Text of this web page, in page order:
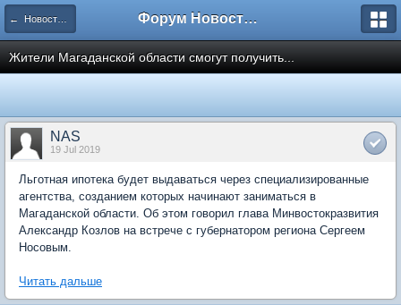
← Новости рынка недвижимости Форум Новостройки
Жители Магаданской области смогут получить...
NAS
19 Jul 2019
Льготная ипотека будет выдаваться через специализированные
агентства, созданием которых начинают заниматься в
Магаданской области. Об этом говорил глава Минвостокразвития
Александр Козлов на встрече с губернатором региона Сергеем
Носовым.
Читать дальше